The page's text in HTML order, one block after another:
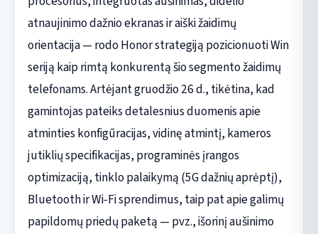
atnaujinimo dažnio ekranas ir aiški žaidimų
orientacija — rodo Honor strategiją pozicionuoti Win
seriją kaip rimtą konkurentą šio segmento žaidimų
telefonams. Artėjant gruodžio 26 d., tikėtina, kad
gamintojas pateiks detalesnius duomenis apie
atminties konfigūracijas, vidinę atmintį, kameros
jutiklių specifikacijas, programinės įrangos
optimizaciją, tinklo palaikymą (5G dažnių aprėptį),
Bluetooth ir Wi‑Fi sprendimus, taip pat apie galimų
papildomų priedų paketą — pvz., išorinį aušinimo